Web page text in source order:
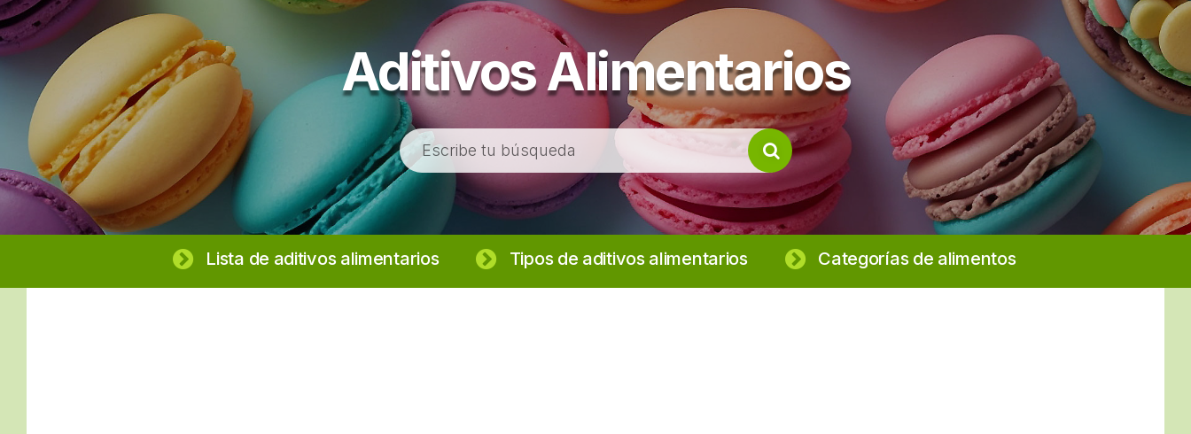
Aditivos Alimentarios
B
s
c
a
Lista de aditivos alimentarios Tipos de aditivos alimentarios Categorías de alimentos